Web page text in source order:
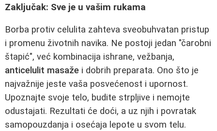
Zaključak: Sve je u vašim rukama
Borba protiv celulita zahteva sveobuhvatan pristup
i promenu životnih navika. Ne postoji jedan "čarobni
štapić", već kombinacija ishrane, vežbanja,
anticelulit masaže i dobrih preparata. Ono što je
najvažnije jeste vaša posvećenost i upornost.
Upoznajte svoje telo, budite strpljive i nemojte
odustajati. Rezultati će doći, a uz njih i povratak
samopouzdanja i osećaja lepote u svom telu.